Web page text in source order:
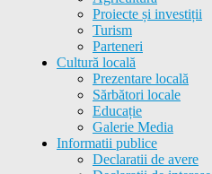
Proiecte și investiții
Turism
Parteneri
Cultură locală
Prezentare locală
Sărbători locale
Educație
Galerie Media
Informatii publice
Declaratii de avere